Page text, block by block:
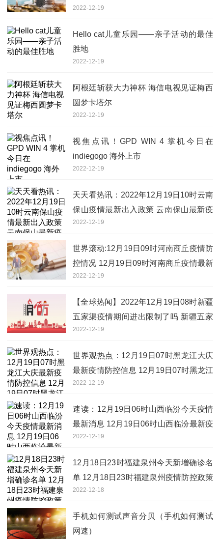
入云南文山最新通知
2022-12-19
Hello cat儿童乐园——亲子活动的最佳
胜地
2022-12-19
阿根廷斩获大力神杯 海信电视见证梅西
圆梦卡塔尔
2022-12-19
视焦点讯！GPD WIN 4 掌机今日在
indiegogo 海外上市
2022-12-19
天天看热讯：2022年12月19日10时云南
保山疫情最新出入政策 云南保山最新疫
情防疫措施举措
2022-12-19
世界滚动:12月19日09时河南商丘疫情防
控情况 12月19日09时河南商丘疫情最新
通知
2022-12-19
【全球热闻】2022年12月19日08时新疆
五家渠疫情期间进出限制了吗 新疆五家
渠进出要求最新通知
2022-12-19
世界观热点：12月19日07时黑龙江大庆
最新疫情防控信息 12月19日07时黑龙江
大庆今天出多少阳性
2022-12-19
速读：12月19日06时山西临汾今天疫情
最新消息 12月19日06时山西临汾最新疫
情情况
2022-12-19
12月18日23时福建泉州今天新增确诊名
单 12月18日23时福建泉州疫情防控政策
最新通知
2022-12-18
手机如何测试声音分贝（手机如何测试
网速）